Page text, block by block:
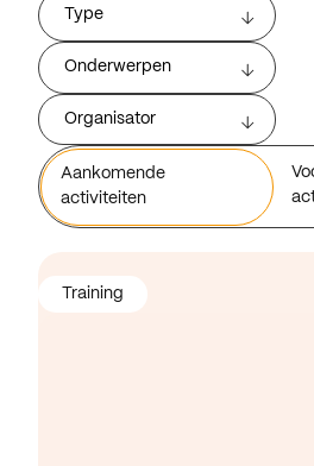
Type
Onderwerpen
Organisator
Aankomende
activiteiten
Training